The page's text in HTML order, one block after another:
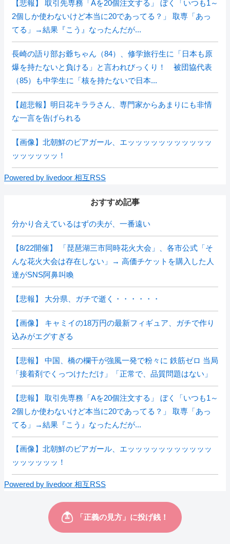
【悲報】 取引先専務「Aを20個注文する」 ぼく「いつも1～
2個しか使わないけど本当に20であってる？」 取専「あっ
てる」→結果『こう』なったんだが...
長崎の語り部お爺ちゃん（84）、修学旅行生に「日本も原
爆を持たないと負ける」と言われびっくり！ 被団協代表
（85）も中学生に「核を持たないで日本...
【超悲報】明日花キララさん、専門家からあまりにも非情
な一言を告げられる
【画像】北朝鮮のビアガール、エッッッッッッッッッッッ
ッッッッッッ！
Powered by livedoor 相互RSS
おすすめ記事
分かり合えているはずの夫が、一番遠い
【8/22開催】 「琵琶湖三市同時花火大会」、各市公式「そ
んな花火大会は存在しない」→ 高価チケットを購入した人
達がSNS阿鼻叫喚
【悲報】 大分県、ガチで逝く・・・・・・
【画像】 キャミイの18万円の最新フィギュア、ガチで作り
込みがエグすぎる
【悲報】 中国、橋の欄干が強風一発で粉々に 鉄筋ゼロ 当局
「接着剤でくっつけただけ」「正常で、品質問題はない」
【悲報】 取引先専務「Aを20個注文する」 ぼく「いつも1～
2個しか使わないけど本当に20であってる？」 取専「あっ
てる」→結果『こう』なったんだが...
【画像】北朝鮮のビアガール、エッッッッッッッッッッッ
ッッッッッッ！
Powered by livedoor 相互RSS